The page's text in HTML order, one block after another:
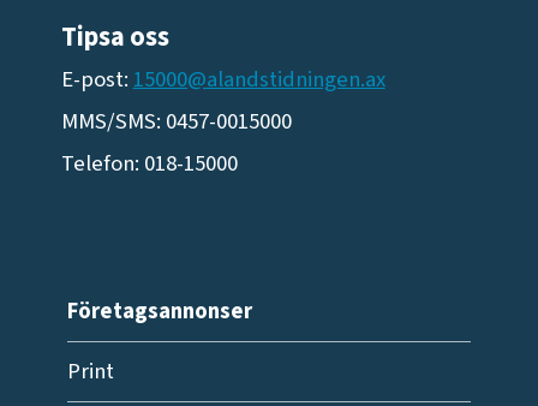
Tipsa oss
E-post: 15000@alandstidningen.ax
MMS/SMS: 0457-0015000
Telefon: 018-15000
Företagsannonser
Print